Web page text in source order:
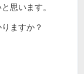
思います。
ますか？